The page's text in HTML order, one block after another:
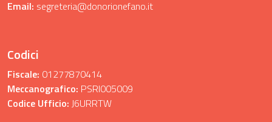
Email: segreteria@donorionefano.it
Codici
Fiscale: 01277870414
Meccanografico: PSRI005009
Codice Ufficio: J6URRTW